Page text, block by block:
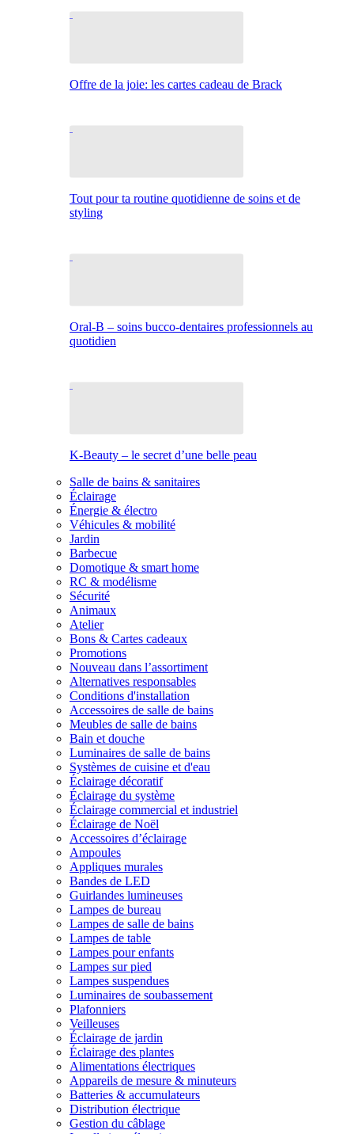
Offre de la joie: les cartes cadeau de Brack
Tout pour ta routine quotidienne de soins et de
styling
Oral-B – soins bucco-dentaires professionnels au
quotidien
K-Beauty – le secret d’une belle peau
Salle de bains & sanitaires
Éclairage
Énergie & électro
Véhicules & mobilité
Jardin
Barbecue
Domotique & smart home
RC & modélisme
Sécurité
Animaux
Atelier
Bons & Cartes cadeaux
Promotions
Nouveau dans l’assortiment
Alternatives responsables
Conditions d'installation
Accessoires de salle de bains
Meubles de salle de bains
Bain et douche
Luminaires de salle de bains
Systèmes de cuisine et d'eau
Éclairage décoratif
Éclairage du système
Éclairage commercial et industriel
Éclairage de Noël
Accessoires d’éclairage
Ampoules
Appliques murales
Bandes de LED
Guirlandes lumineuses
Lampes de bureau
Lampes de salle de bains
Lampes de table
Lampes pour enfants
Lampes sur pied
Lampes suspendues
Luminaires de soubassement
Plafonniers
Veilleuses
Éclairage de jardin
Éclairage des plantes
Alimentations électriques
Appareils de mesure & minuteurs
Batteries & accumulateurs
Distribution électrique
Gestion du câblage